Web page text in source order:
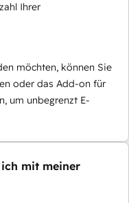
Ihrer
möchten, können Sie
oder das Add-on für
um unbegrenzt E-
mit meiner